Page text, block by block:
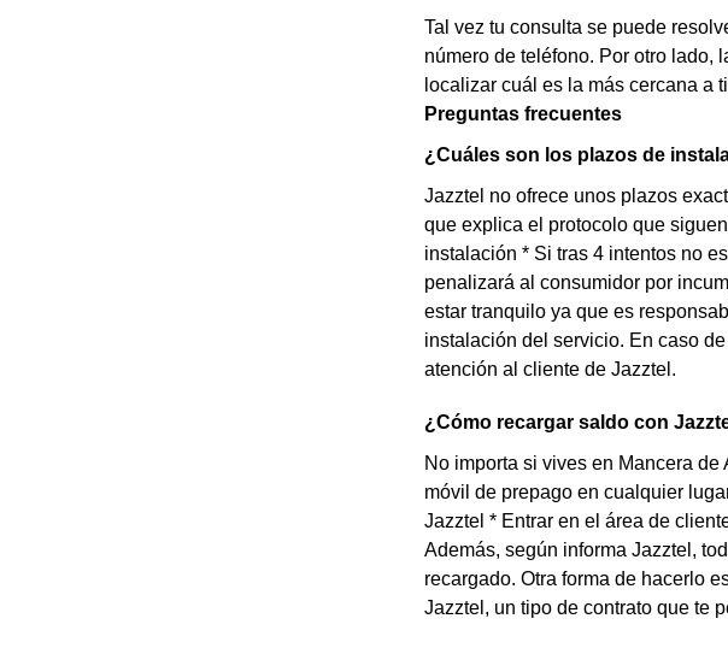
Tal vez tu consulta se puede
número de teléfono. Por otro lado,
localizar cuál es la más cercana a
Preguntas frecuentes
¿Cuáles son los plazos de
Jazztel no ofrece unos plazos
que explica el protocolo que
instalación * Si tras 4 intentos no
penalizará al consumidor por
estar tranquilo ya que es
instalación del servicio. En caso
atención al cliente de Jazztel.
¿Cómo recargar saldo con
No importa si vives en Mancera
móvil de prepago en cualquier
Jazztel * Entrar en el área de
Además, según informa Jazztel,
recargado. Otra forma de hacerlo
Jazztel, un tipo de contrato que te